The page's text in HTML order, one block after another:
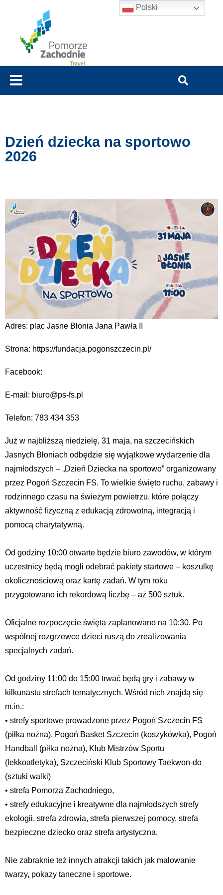
Dzień dziecka na sportowo
2026
Adres: plac Jasne Błonia Jana Pawła II
Strona: https://fundacja.pogonszczecin.pl/
Facebook:
E-mail: biuro@ps-fs.pl
Telefon: 783 434 353
Już w najbliższą niedzielę, 31 maja, na szczecińskich
Jasnych Błoniach odbędzie się wyjątkowe wydarzenie dla
najmłodszych – „Dzień Dziecka na sportowo” organizowany
przez Pogoń Szczecin FS. To wielkie święto ruchu, zabawy i
rodzinnego czasu na świeżym powietrzu, które połączy
aktywność fizyczną z edukacją zdrowotną, integracją i
pomocą charytatywną.
Od godziny 10:00 otwarte będzie biuro zawodów, w którym
uczestnicy będą mogli odebrać pakiety startowe – koszulkę
okolicznościową oraz kartę zadań. W tym roku
przygotowano ich rekordową liczbę – aż 500 sztuk.
Oficjalne rozpoczęcie święta zaplanowano na 10:30. Po
wspólnej rozgrzewce dzieci ruszą do zrealizowania
specjalnych zadań.
Od godziny 11:00 do 15:00 trwać będą gry i zabawy w
kilkunastu strefach tematycznych. Wśród nich znajdą się
m.in.:
• strefy sportowe prowadzone przez Pogoń Szczecin FS
(piłka nożna), Pogoń Basket Szczecin (koszykówka), Pogoń
Handball (piłka nożna), Klub Mistrzów Sportu
(lekkoatletyka), Szczeciński Klub Sportowy Taekwon-do
(sztuki walki)
• strefa Pomorza Zachodniego,
• strefy edukacyjne i kreatywne dla najmłodszych strefy
ekologii, strefa zdrowia, strefa pierwszej pomocy, strefa
bezpieczne dziecko oraz strefa artystyczna,
Nie zabraknie też innych atrakcji takich jak malowanie
twarzy, pokazy taneczne i sportowe.
Polski